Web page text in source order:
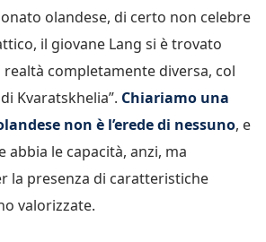
olandese, di certo non celebre
il giovane Lang si è trovato
completamente diversa, col
Kvaratskhelia”. Chiariamo una
non è l’erede di nessuno, e
abbia le capacità, anzi, ma
la presenza di caratteristiche
valorizzate.